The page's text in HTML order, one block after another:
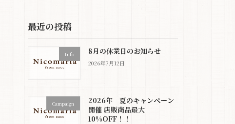
最近の投稿
Info 8月の休業日のお知らせ
2026年7月12日
Campaign
2026年 夏のキャンペーン
開催 店販商品最大
10%OFF！！